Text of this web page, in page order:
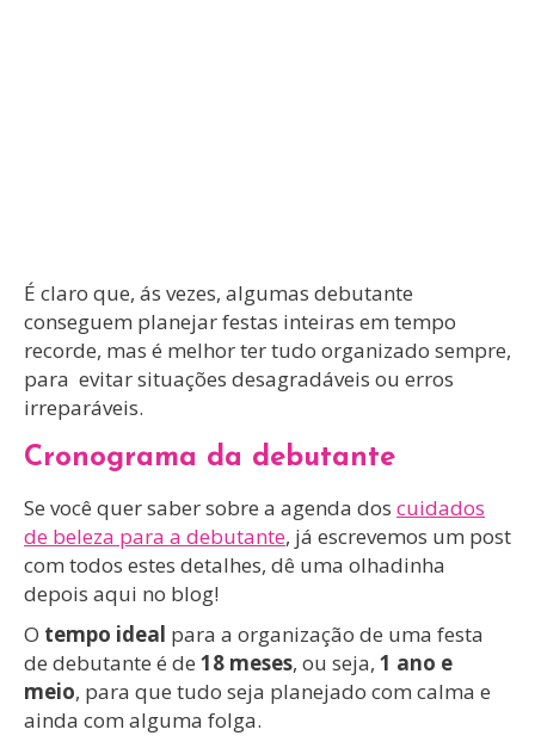
É claro que, ás vezes, algumas debutante
conseguem planejar festas inteiras em tempo
recorde, mas é melhor ter tudo organizado sempre,
para evitar situações desagradáveis ou erros
irreparáveis.
Cronograma da debutante
Se você quer saber sobre a agenda dos cuidados
de beleza para a debutante, já escrevemos um post
com todos estes detalhes, dê uma olhadinha
depois aqui no blog!
O tempo ideal para a organização de uma festa
de debutante é de 18 meses, ou seja, 1 ano e
meio, para que tudo seja planejado com calma e
ainda com alguma folga.